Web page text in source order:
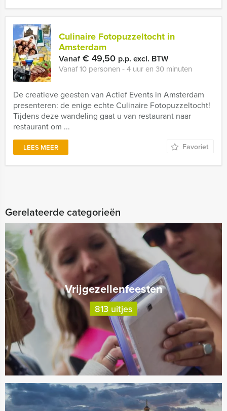
Culinaire Fotopuzzeltocht in
Amsterdam
Vanaf€ 49,50 p.p. excl. BTW
Vanaf 10 personen ‐ 4 uur en 30 minuten
De creatieve geesten van Actief Events in Amsterdam
presenteren: de enige echte Culinaire Fotopuzzeltocht!
Tijdens deze wandeling gaat u van restaurant naar
restaurant om ...
LEES MEER Favoriet
Gerelateerde categorieën
Vrijgezellenfeesten
813 uitjes